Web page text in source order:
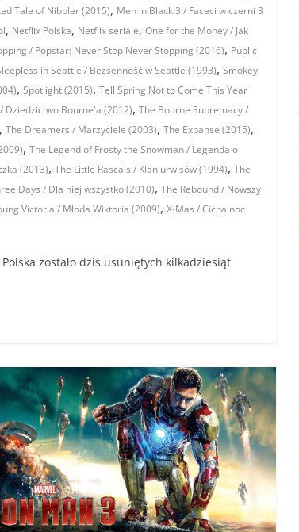
Tale of Nibbler (2015), Men in Black 3 / Faceci w czerni 3
, Netflix Polska, Netflix seriale, One for the Money / Jak
/ Popstar: Never Stop Never Stopping (2016), Public
in Seattle / Bezsenność w Seattle (1993), Smokey
, Spotlight (2015), Tell Spring Not to Come This Year
Dziedzictwo Bourne'a (2012), The Bourne Supremacy /
, The Dreamers / Marzyciele (2003), The Expanse (2015),
, The Legend of Frosty the Snowman / Legenda o
(2013), The Little Rascals / Klan urwisów (1994), The
Days / Dla niej wszystko (2010), The Rebound / Nowszy
Victoria / Młoda Wiktoria (2009), X-Mas / Cicha noc
zostało dziś usuniętych kilkadziesiąt